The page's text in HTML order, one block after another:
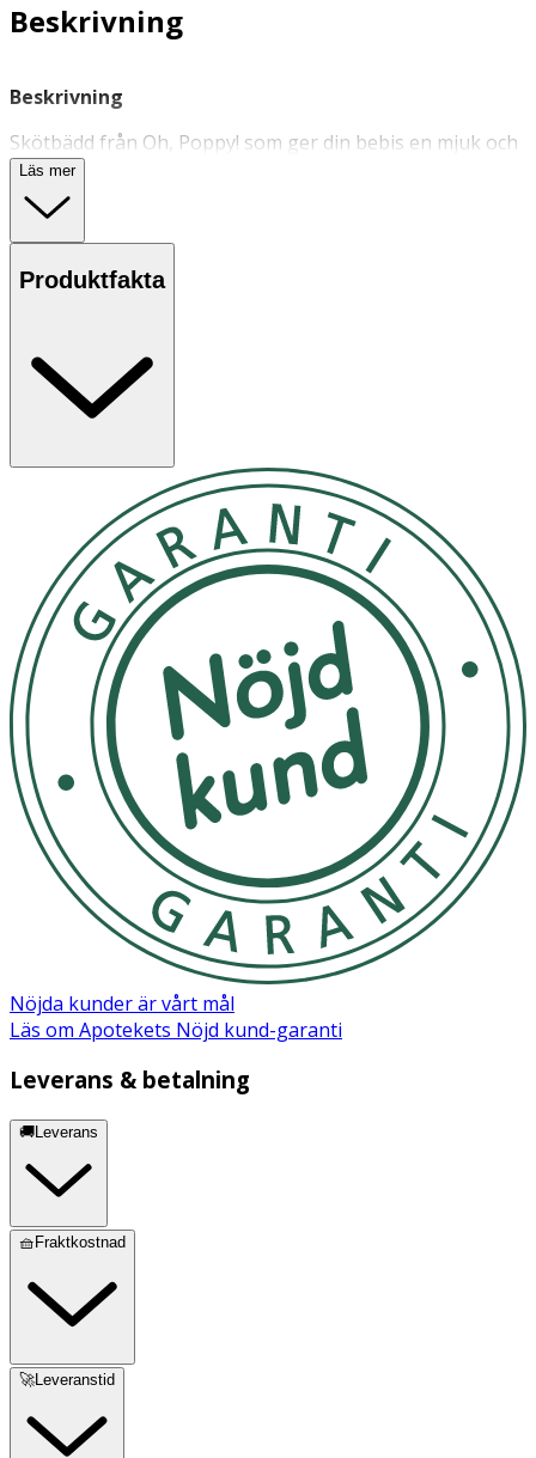
Beskrivning
Beskrivning
Skötbädd från Oh, Poppy! som ger din bebis en mjuk och
ren plats att ligga på vid blöjbyte. Insidan av skötbädden
har en vattenavvisande beläggning som gör den enkel
att torka av. Den är enkel att vika ihop, tar liten plats i
väskan, och har dessutom en praktisk innerficka där du
kan förvara det du behöver för blöjbytet. Färg: Mörkgrå.
- Används för blöjbyten och förvaring av det som behövs
för dessa.
- Utsätt ej för direkt solljus
100% Polyester
Läs mer
Produktfakta
Nöjda kunder är vårt mål
Läs om Apotekets Nöjd kund-garanti
Leverans & betalning
🚚Leverans
🧺Fraktkostnad
🚀Leveranstid